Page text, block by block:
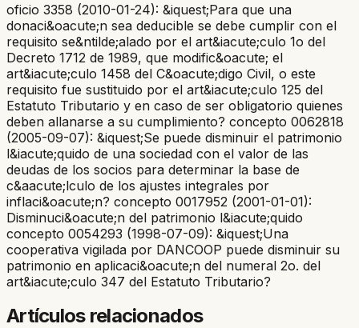
oficio 3358 (2010-01-24): &iquest;Para que una
donaci&oacute;n sea deducible se debe cumplir con el
requisito se&ntilde;alado por el art&iacute;culo 1o del
Decreto 1712 de 1989, que modific&oacute; el
art&iacute;culo 1458 del C&oacute;digo Civil, o este
requisito fue sustituido por el art&iacute;culo 125 del
Estatuto Tributario y en caso de ser obligatorio quienes
deben allanarse a su cumplimiento? concepto 0062818
(2005-09-07): &iquest;Se puede disminuir el patrimonio
l&iacute;quido de una sociedad con el valor de las
deudas de los socios para determinar la base de
c&aacute;lculo de los ajustes integrales por
inflaci&oacute;n? concepto 0017952 (2001-01-01):
Disminuci&oacute;n del patrimonio l&iacute;quido
concepto 0054293 (1998-07-09): &iquest;Una
cooperativa vigilada por DANCOOP puede disminuir su
patrimonio en aplicaci&oacute;n del numeral 2o. del
art&iacute;culo 347 del Estatuto Tributario?
Artículos relacionados